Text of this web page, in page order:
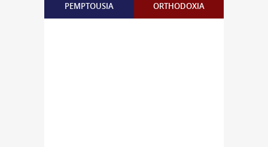
PEMPTOUSIA ORTHODOXIA